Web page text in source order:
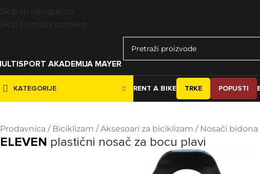
Skip to navigation
Skip to main content
AKADEMIJA MAYER
KATEGORIJE RENT A BIKE TRKE POPUSTI
Prodavnica / Biciklizam /Aksesoari za biciklizam / Nosači bidona
ELEVEN plastični nosač za bocu plavi